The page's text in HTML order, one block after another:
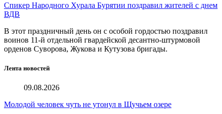
Спикер Народного Хурала Бурятии поздравил жителей с днем
ВДВ
В этот праздничный день он с особой гордостью поздравил
воинов 11-й отдельной гвардейской десантно-штурмовой
орденов Суворова, Жукова и Кутузова бригады.
Лента новостей
09.08.2026
Молодой человек чуть не утонул в Щучьем озере